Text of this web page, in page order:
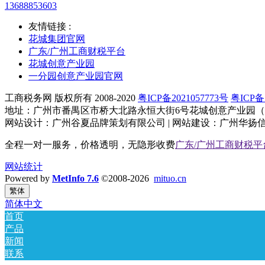
13688853603
友情链接 :
花城集团官网
广东/广州工商财税平台
花城创意产业园
一分园创意产业园官网
工商税务网 版权所有 2008-2020 粤ICP备2021057773号 粤ICP
地址：广州市番禺区市桥大北路永恒大街6号花城创意产业园
网站设计：广州谷夏品牌策划有限公司 | 网站建设：广州华扬
全程一对一服务，价格透明，无隐形收费广东/广州工商财税平
网站统计
Powered by MetInfo 7.6 ©2008-2026 mituo.cn
繁体
简体中文
首页
产品
新闻
联系